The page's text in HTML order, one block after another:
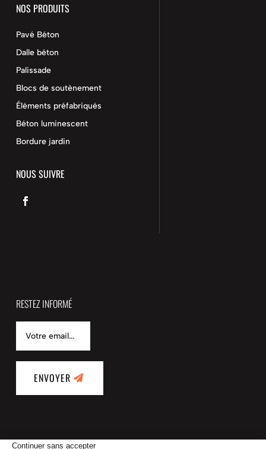
NOS PRODUITS
Pavé Béton
Dalle béton
Palissade
Blocs de soutènement
Éléments préfabriqués
Béton luminescent
Bordure jardin
NOUS SUIVRE
RESTEZ INFORMÉ
ENVOYER